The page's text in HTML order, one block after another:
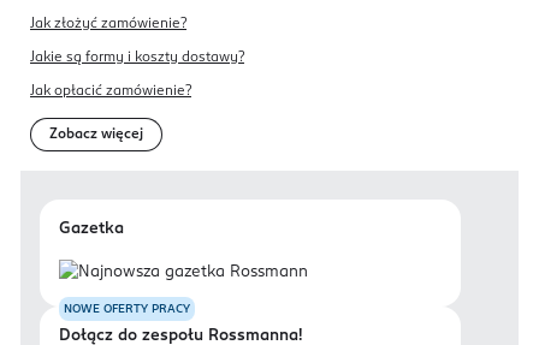
Jak złożyć zamówienie?
Jakie są formy i koszty dostawy?
Jak opłacić zamówienie?
Zobacz więcej
Gazetka
NOWE OFERTY PRACY
Dołącz do zespołu Rossmanna!